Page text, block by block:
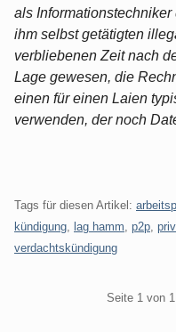
als
ihm selbst getätigten
verbliebenen Zeit nach
Lage gewesen, die
einen für einen Laien
verwenden, der noch
Tags für diesen Artikel:
kündigung
lag hamm p2p
verdachtskündigung
Seite 1 von